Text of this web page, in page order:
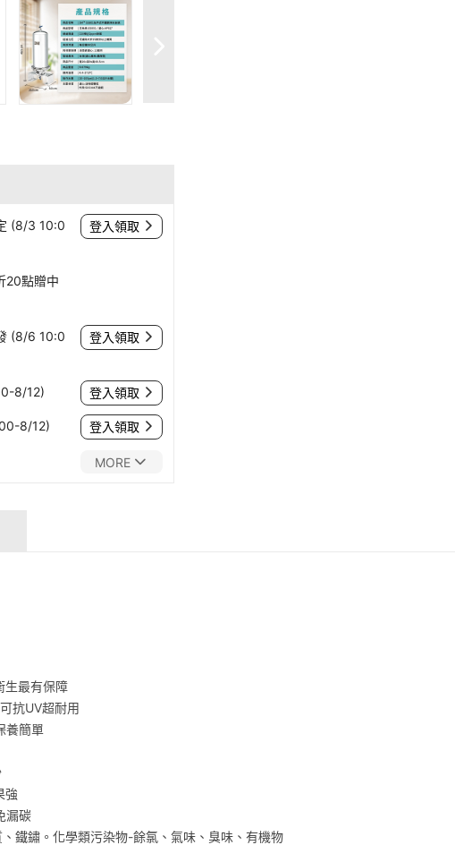
(8/3 10:0
登入領取
20點贈中
(8/6 10:0
登入領取
8/12) 登入領取
8/12) 登入領取
MORE
最有保障
抗UV超耐用
養簡單
強
漏碳
鐵鏽。化學類污染物-餘氯、氣味、臭味、有機物